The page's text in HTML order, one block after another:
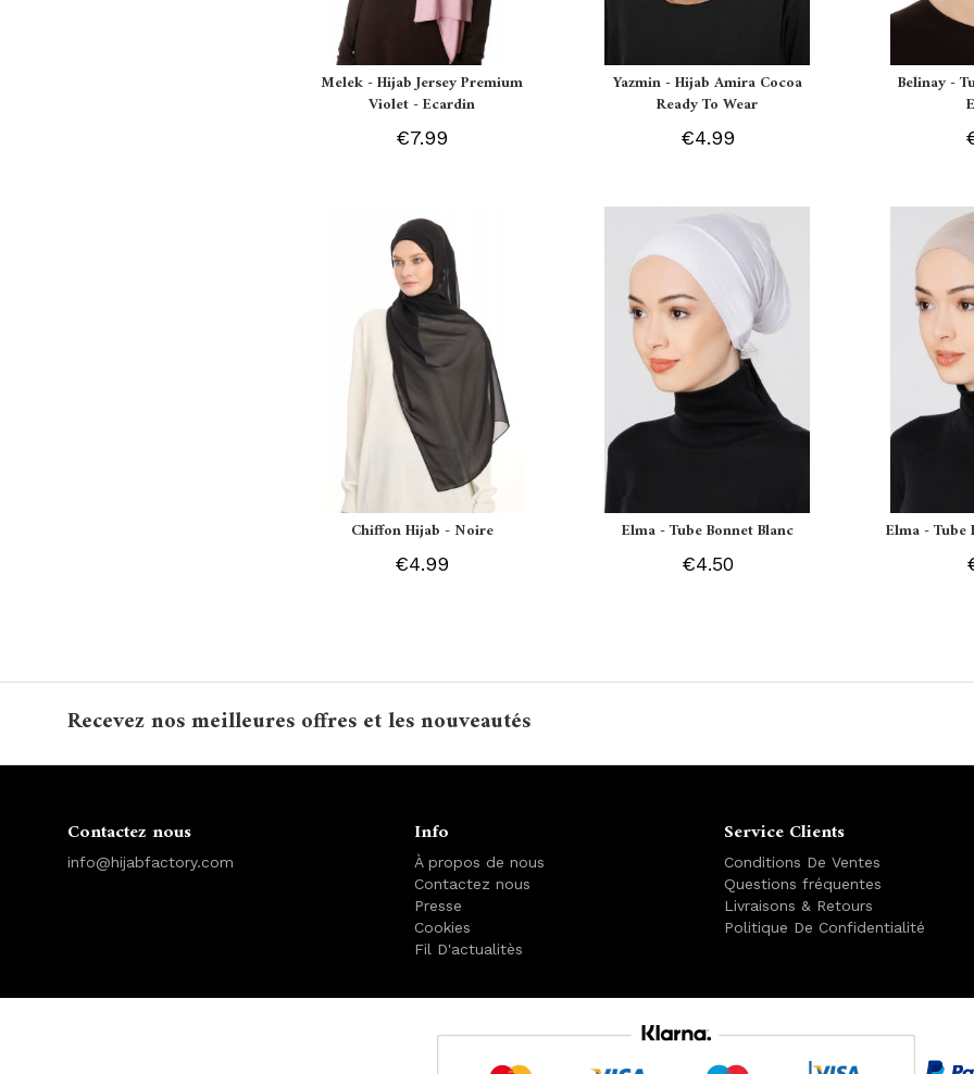
Melek - Hijab Jersey Premium
Violet - Ecardin
€7.99
Yazmin - Hijab Amira Cocoa
Ready To Wear
€4.99
Belinay -
Chiffon Hijab - Noire
€4.99
Elma - Tube Bonnet Blanc
€4.50
Elma - Tube
Recevez nos meilleures offres et les nouveautés
Contactez nous
info@hijabfactory.com
Info
À propos de nous
Contactez nous
Presse
Cookies
Fil D'actualitès
Service Clients
Conditions De Ventes
Questions fréquentes
Livraisons & Retours
Politique De Confidentialité